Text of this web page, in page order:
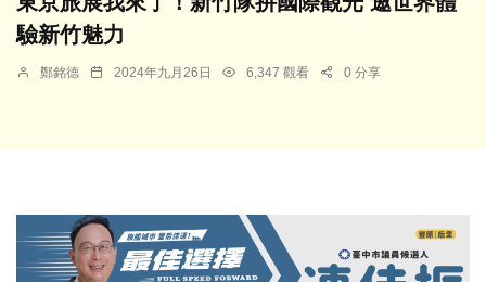
驗新竹魅力
鄭銘德 2024年九月26日 6,347 觀看 0 分享